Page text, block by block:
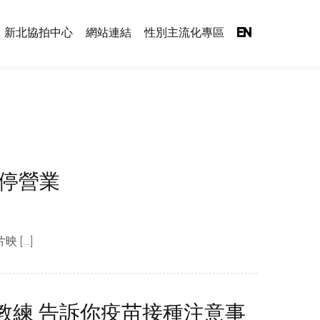
新北協拍中心 網站連結 性別主流化專區 EN
營業
映 […]
練 告訴你疫苗接種注意事